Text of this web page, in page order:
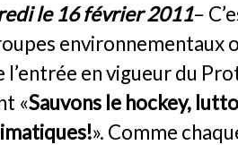
le 16 février 2011–
environnementaux
l’entrée en vigueur du
«Sauvons le hockey,
». Comme